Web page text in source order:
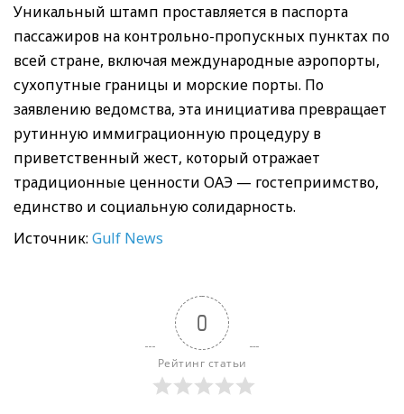
Уникальный штамп проставляется в паспорта
пассажиров на контрольно-пропускных пунктах по
всей стране, включая международные аэропорты,
сухопутные границы и морские порты. По
заявлению ведомства, эта инициатива превращает
рутинную иммиграционную процедуру в
приветственный жест, который отражает
традиционные ценности ОАЭ — гостеприимство,
единство и социальную солидарность.
Источник: Gulf News
0
Рейтинг статьи